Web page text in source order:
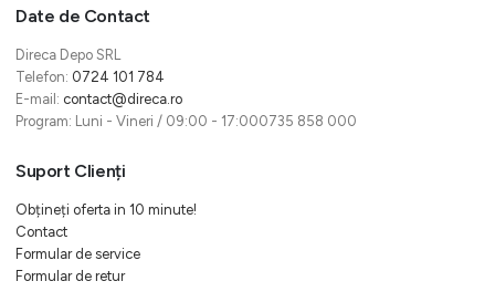
Date de Contact
Direca Depo SRL
Telefon: 0724 101 784
E-mail: contact@direca.ro
Program: Luni - Vineri / 09:00 - 17:000735 858 000
Suport Clienți
Obțineți oferta in 10 minute!
Contact
Formular de service
Formular de retur